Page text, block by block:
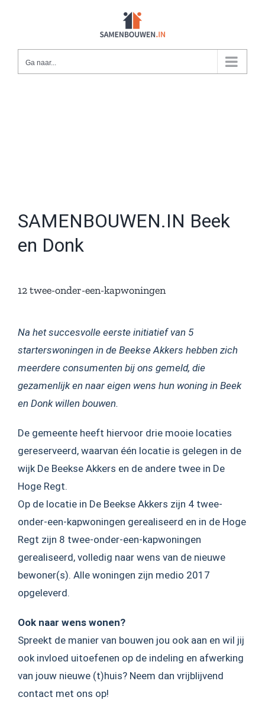
Ga naar...
SAMENBOUWEN.IN Beek
en Donk
12 twee-onder-een-kapwoningen
Na het succesvolle eerste initiatief van 5
starterswoningen in de Beekse Akkers hebben zich
meerdere consumenten bij ons gemeld, die
gezamenlijk en naar eigen wens hun woning in Beek
en Donk willen bouwen.
De gemeente heeft hiervoor drie mooie locaties
gereserveerd, waarvan één locatie is gelegen in de
wijk De Beekse Akkers en de andere twee in De
Hoge Regt.
Op de locatie in De Beekse Akkers zijn 4 twee-
onder-een-kapwoningen gerealiseerd en in de Hoge
Regt zijn 8 twee-onder-een-kapwoningen
gerealiseerd, volledig naar wens van de nieuwe
bewoner(s). Alle woningen zijn medio 2017
opgeleverd.
Ook naar wens wonen?
Spreekt de manier van bouwen jou ook aan en wil jij
ook invloed uitoefenen op de indeling en afwerking
van jouw nieuwe (t)huis? Neem dan vrijblijvend
contact met ons op!